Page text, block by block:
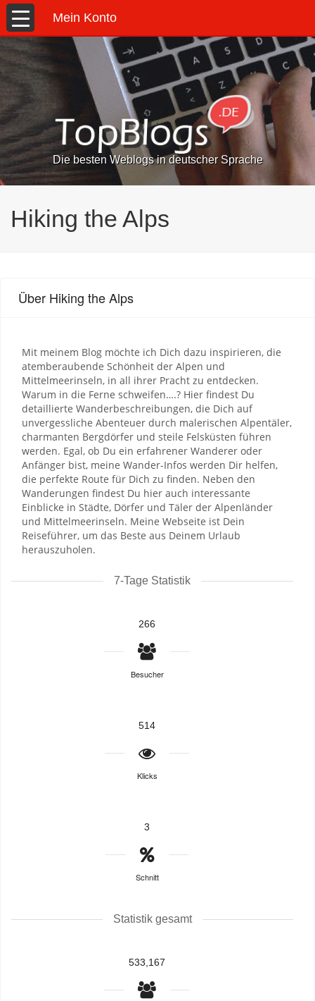
Mein Konto
Die besten Weblogs in deutscher Sprache
Hiking the Alps
Über Hiking the Alps
Mit meinem Blog möchte ich Dich dazu inspirieren, die
atemberaubende Schönheit der Alpen und
Mittelmeerinseln, in all ihrer Pracht zu entdecken.
Warum in die Ferne schweifen….? Hier findest Du
detaillierte Wanderbeschreibungen, die Dich auf
unvergessliche Abenteuer durch malerischen Alpentäler,
charmanten Bergdörfer und steile Felsküsten führen
werden. Egal, ob Du ein erfahrener Wanderer oder
Anfänger bist, meine Wander-Infos werden Dir helfen,
die perfekte Route für Dich zu finden. Neben den
Wanderungen findest Du hier auch interessante
Einblicke in Städte, Dörfer und Täler der Alpenländer
und Mittelmeerinseln. Meine Webseite ist Dein
Reiseführer, um das Beste aus Deinem Urlaub
herauszuholen.
7-Tage Statistik
266
Besucher
514
Klicks
3
Schnitt
Statistik gesamt
533,167